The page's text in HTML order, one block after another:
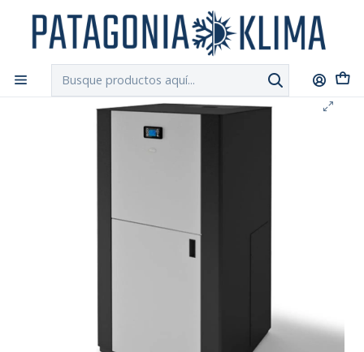
Chilexpress
Inicio Calderas a Pellet Caldera Pellet Compacta EV-34 KW